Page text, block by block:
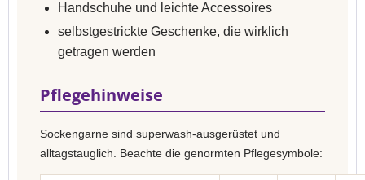
Handschuhe und leichte Accessoires
selbstgestrickte Geschenke, die wirklich
getragen werden
Pflegehinweise
Sockengarne sind superwash-ausgerüstet und
alltagstauglich. Beachte die genormten Pflegesymbole: